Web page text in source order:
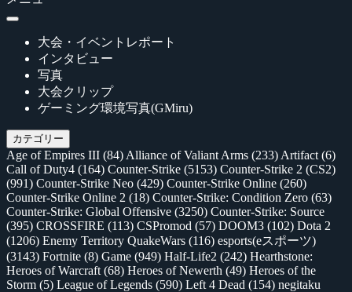
大会・イベントレポート
インタビュー
写真
大会クリップ
ゲーミング環境写真(GMiru)
カテゴリー
Age of Empires III (84) Alliance of Valiant Arms (233) Artifact (6)
Call of Duty4 (164) Counter-Strike (5153) Counter-Strike 2 (CS2)
(991) Counter-Strike Neo (429) Counter-Strike Online (260)
Counter-Strike Online 2 (18) Counter-Strike: Condition Zero (63)
Counter-Strike: Global Offensive (3250) Counter-Strike: Source
(395) CROSSFIRE (113) CSPromod (57) DOOM3 (102) Dota 2
(1206) Enemy Territory QuakeWars (116) esports(eスポーツ)
(3143) Fortnite (8) Game (949) Half-Life2 (242) Hearthstone:
Heroes of Warcraft (68) Heroes of Newerth (49) Heroes of the
Storm (5) League of Legends (590) Left 4 Dead (154) negitaku